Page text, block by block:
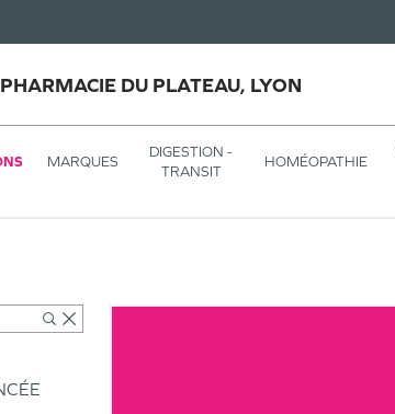
DU PLATEAU, LYON
MARQUES
DIGESTION -
TRANSIT
HOMÉOPATHIE